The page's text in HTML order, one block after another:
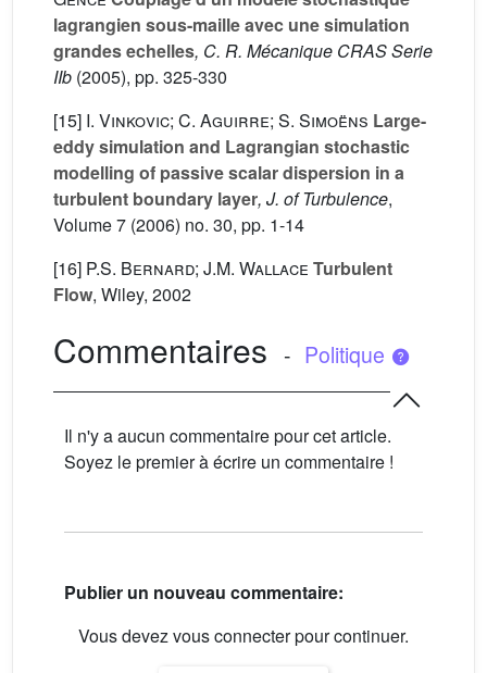
lagrangien sous-maille avec une simulation
grandes echelles, C. R. Mécanique CRAS Serie
IIb (2005), pp. 325-330
[15] I. Vinkovic; C. Aguirre; S. Simoëns Large-
eddy simulation and Lagrangian stochastic
modelling of passive scalar dispersion in a
turbulent boundary layer, J. of Turbulence,
Volume 7 (2006) no. 30, pp. 1-14
[16] P.S. Bernard; J.M. Wallace Turbulent
Flow, Wiley, 2002
Commentaires - Politique
Il n'y a aucun commentaire pour cet article.
Soyez le premier à écrire un commentaire !
Publier un nouveau commentaire:
Vous devez vous connecter pour continuer.